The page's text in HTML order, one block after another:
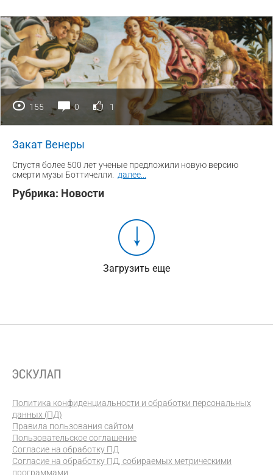
155 0 1
Закат Венеры
Спустя более 500 лет ученые предложили новую версию
смерти музы Боттичелли.
далее
Рубрика: Новости
Загрузить еще
Политика конфиденциальности и обработки персональных
данных (ПД)
Правила пользования сайтом
Пользовательское соглашение
Согласие на обработку ПД
Согласие на обработку ПД, собираемых метрическими
программами